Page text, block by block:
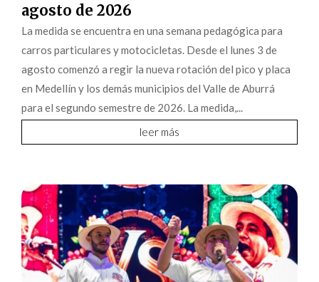
agosto de 2026
La medida se encuentra en una semana pedagógica para
carros particulares y motocicletas. Desde el lunes 3 de
agosto comenzó a regir la nueva rotación del pico y placa
en Medellín y los demás municipios del Valle de Aburrá
para el segundo semestre de 2026. La medida,...
leer más